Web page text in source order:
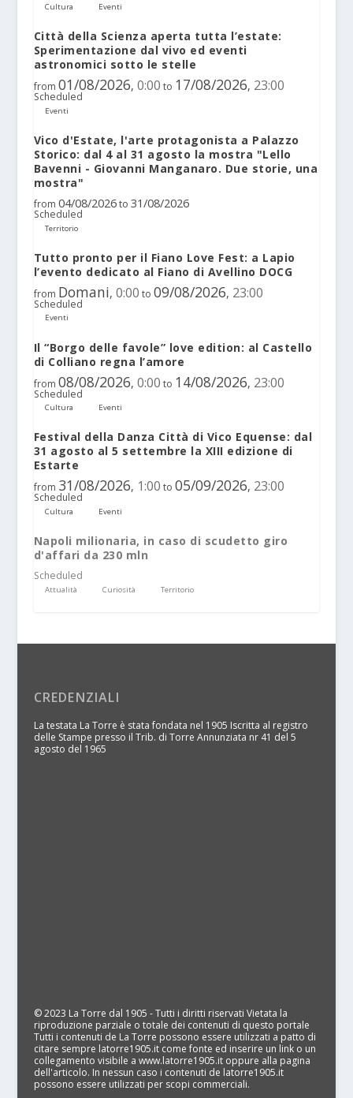
Cultura Eventi
Città della Scienza aperta tutta l’estate:
Sperimentazione dal vivo ed eventi
astronomici sotto le stelle
from 01/08/2026, 0:00 to 17/08/2026, 23:00
Scheduled
Eventi
Vico d'Estate, l'arte protagonista a Palazzo
Storico: dal 4 al 31 agosto la mostra "Lello
Bavenni - Giovanni Manganaro. Due storie, una
mostra"
from 04/08/2026 to 31/08/2026
Scheduled
Territorio
Tutto pronto per il Fiano Love Fest: a Lapio
l’evento dedicato al Fiano di Avellino DOCG
from Domani, 0:00 to 09/08/2026, 23:00
Scheduled
Eventi
Il “Borgo delle favole” love edition: al Castello
di Colliano regna l’amore
from 08/08/2026, 0:00 to 14/08/2026, 23:00
Scheduled
Cultura Eventi
Festival della Danza Città di Vico Equense: dal
31 agosto al 5 settembre la XIII edizione di
Estarte
from 31/08/2026, 1:00 to 05/09/2026, 23:00
Scheduled
Cultura Eventi
Napoli milionaria, in caso di scudetto giro
d'affari da 230 mln
Scheduled
Attualità Curiosità Territorio
CREDENZIALI
La testata La Torre è stata fondata nel 1905 Iscritta al registro
delle Stampe presso il Trib. di Torre Annunziata nr 41 del 5
agosto del 1965
© 2023 La Torre dal 1905 - Tutti i diritti riservati Vietata la
riproduzione parziale o totale dei contenuti di questo portale
Tutti i contenuti de La Torre possono essere utilizzati a patto di
citare sempre latorre1905.it come fonte ed inserire un link o un
collegamento visibile a www.latorre1905.it oppure alla pagina
dell'articolo. In nessun caso i contenuti de latorre1905.it
possono essere utilizzati per scopi commerciali.